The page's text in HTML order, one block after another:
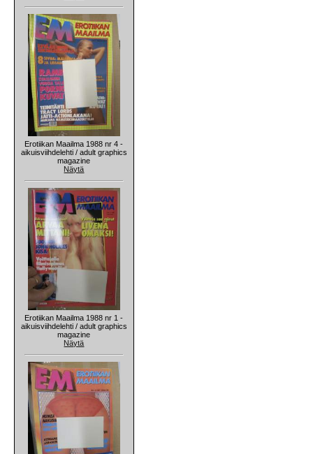
Erotiikan Maailma 1988 nr 4 -
aikuisviihdelehti / adult graphics
magazine
Näytä
Erotiikan Maailma 1988 nr 1 -
aikuisviihdelehti / adult graphics
magazine
Näytä